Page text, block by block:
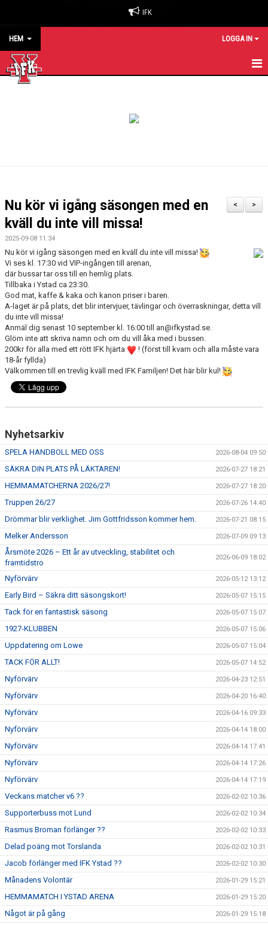
IFK
HEM LOGGA IN
KALENDER
KONTAKT
SPONSORER
>
<
Nu kör vi igång säsongen med en
kväll du inte vill missa!
2025-09-08 11:34
Nu kör vi igång säsongen med en kväll du inte vill missa!
Vi ses kl. 17:30 vid VIP-ingången till arenan,
där bussar tar oss till en hemlig plats.
Tillbaka i Ystad ca 23:30.
God mat, kaffe & kaka och kanon priser i baren.
A-laget är på plats, det blir intervjuer, tävlingar och överraskningar, detta vill
du inte vill missa!
Anmäl dig senast 10 september kl. 16:00 till an@ifkystad.se.
Glöm inte att skriva namn och om du vill åka med i bussen.
200kr för alla med ett rött IFK hjärta
! (först till kvarn och alla måste vara
18-år fyllda)
Välkommen till en trevlig kväll med IFK Familjen! Det här blir kul!
Nyhetsarkiv
SPELA HANDBOLL MED OSS 2026-08-04 09:50
SÄKRA DIN PLATS PÅ LÄKTAREN! 2026-07-27 18:21
HEMMAMATCHERNA 2026/27! 2026-07-27 18:20
Truppen 26/27 2026-07-26 14:40
Drömmar blir verklighet. Jim Gottfridsson kommer hem. 2026-07-21 08:15
Melker Andersson 2026-07-09 09:13
Årsmöte 2026 – Ett år av utveckling, stabilitet och
framtidstro
2026-06-09 18:02
Nyförvärv 2026-05-12 13:12
Early Bird – Säkra ditt säsongskort! 2026-05-07 15:15
Tack för en fantastisk säsong 2026-05-07 15:07
1927-KLUBBEN 2026-05-07 15:06
Uppdatering om Lowe 2026-05-07 15:04
TACK FÖR ALLT! 2026-05-07 14:52
Nyförvärv 2026-04-23 12:51
Nyförvärv 2026-04-20 16:40
Nyförvärv 2026-04-16 09:33
Nyförvärv 2026-04-14 18:00
Nyförvärv 2026-04-14 17:41
Nyförvärv 2026-04-14 17:26
Nyförvärv 2026-04-14 17:19
Veckans matcher v6 ?? 2026-02-02 10:36
Supporterbuss mot Lund 2026-02-02 10:34
Rasmus Broman förlänger ?? 2026-02-02 10:33
Delad poäng mot Torslanda 2026-02-02 10:31
Jacob förlänger med IFK Ystad ?? 2026-02-02 10:30
Månadens Volontär 2026-01-29 15:21
HEMMAMATCH I YSTAD ARENA 2026-01-29 15:20
Något är på gång 2026-01-29 15:18